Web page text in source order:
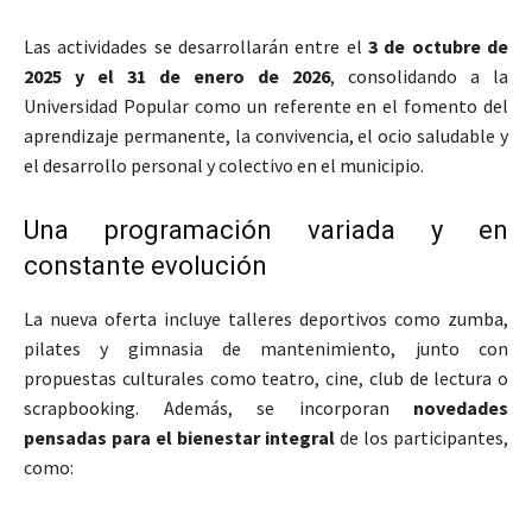
Las actividades se desarrollarán entre el 3 de octubre de
2025 y el 31 de enero de 2026, consolidando a la
Universidad Popular como un referente en el fomento del
aprendizaje permanente, la convivencia, el ocio saludable y
el desarrollo personal y colectivo en el municipio.
Una programación variada y en
constante evolución
La nueva oferta incluye talleres deportivos como zumba,
pilates y gimnasia de mantenimiento, junto con
propuestas culturales como teatro, cine, club de lectura o
scrapbooking. Además, se incorporan novedades
pensadas para el bienestar integral de los participantes,
como: